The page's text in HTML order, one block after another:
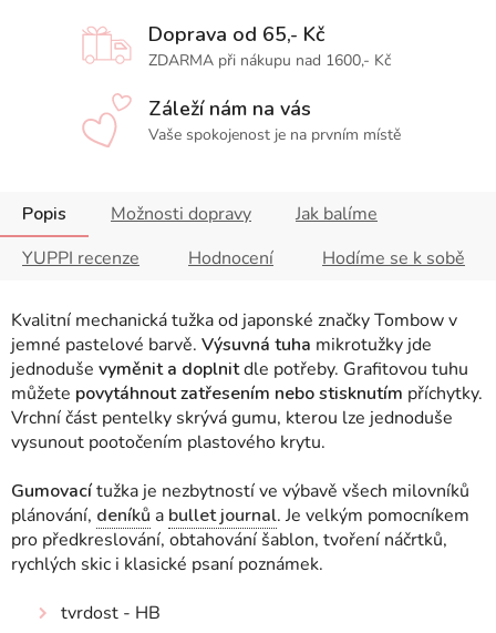
Doprava od 65,- Kč
ZDARMA při nákupu nad 1600,- Kč
Záleží nám na vás
Vaše spokojenost je na prvním místě
Popis Možnosti dopravy
Jak balíme
YUPPI recenze
Hodnocení Hodíme se k sobě
Kvalitní mechanická tužka od japonské značky Tombow v
jemné pastelové barvě. Výsuvná tuha mikrotužky jde
jednoduše vyměnit a doplnitdle potřeby. Grafitovou tuhu
můžete povytáhnout zatřesením nebo stisknutím příchytky.
Vrchní část pentelky skrývá gumu, kterou lze jednoduše
vysunout pootočením plastového krytu.
Gumovacítužka je nezbytností ve výbavě všech milovníků
plánování, deníků a bullet journal. Je velkým pomocníkem
pro předkreslování, obtahování šablon, tvoření náčrtků,
rychlých skic i klasické psaní poznámek.
tvrdost - HB